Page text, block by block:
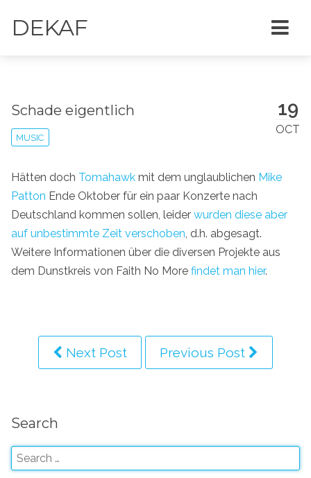
DEKAF
19
OCT
Schade eigentlich
MUSIC
Hätten doch Tomahawk mit dem unglaublichen Mike
Patton Ende Oktober für ein paar Konzerte nach
Deutschland kommen sollen, leider wurden diese aber
auf unbestimmte Zeit verschoben , d.h. abgesagt.
Weitere Informationen über die diversen Projekte aus
dem Dunstkreis von Faith No More findet man hier.
Next Post Previous Post
Search